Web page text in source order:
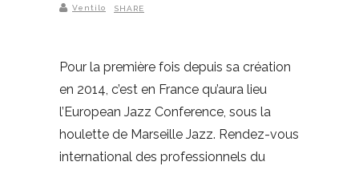
Ventilo SHARE
Pour la première fois depuis sa création
en 2014, c’est en France qu’aura lieu
l’European Jazz Conference, sous la
houlette de Marseille Jazz. Rendez-vous
international des professionnels du